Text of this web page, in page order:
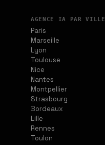
AGENCE IA PAR VILLE
Paris
Marseille
Lyon
Toulouse
Nice
Nantes
Montpellier
Strasbourg
Bordeaux
Lille
Rennes
Toulon